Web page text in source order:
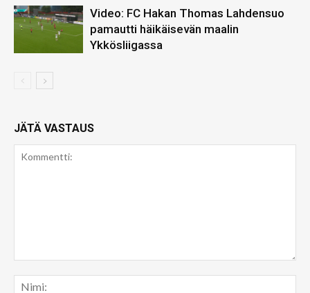
Video: FC Hakan Thomas Lahdensuo
pamautti häikäisevän maalin
Ykkösliigassa
JÄTÄ VASTAUS